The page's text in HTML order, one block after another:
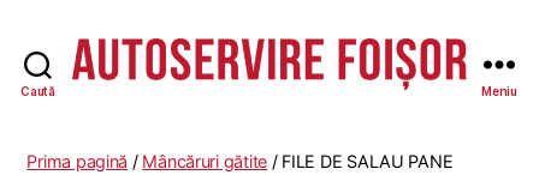
Caută Meniu
Prima pagină / Mâncăruri gătite / FILE DE SALAU PANE